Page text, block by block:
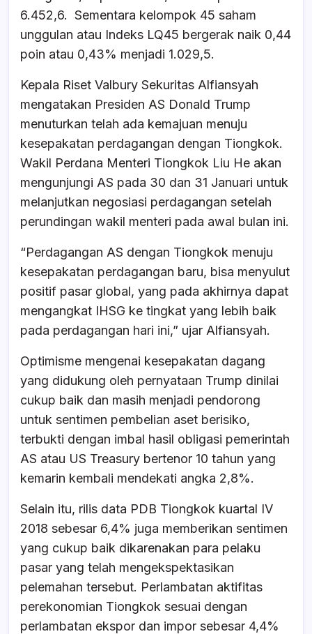
6.452,6. Sementara kelompok 45 saham
unggulan atau Indeks LQ45 bergerak naik 0,44
poin atau 0,43% menjadi 1.029,5.
Kepala Riset Valbury Sekuritas Alfiansyah
mengatakan Presiden AS Donald Trump
menuturkan telah ada kemajuan menuju
kesepakatan perdagangan dengan Tiongkok.
Wakil Perdana Menteri Tiongkok Liu He akan
mengunjungi AS pada 30 dan 31 Januari untuk
melanjutkan negosiasi perdagangan setelah
perundingan wakil menteri pada awal bulan ini.
“Perdagangan AS dengan Tiongkok menuju
kesepakatan perdagangan baru, bisa menyulut
positif pasar global, yang pada akhirnya dapat
mengangkat IHSG ke tingkat yang lebih baik
pada perdagangan hari ini,” ujar Alfiansyah.
Optimisme mengenai kesepakatan dagang
yang didukung oleh pernyataan Trump dinilai
cukup baik dan masih menjadi pendorong
untuk sentimen pembelian aset berisiko,
terbukti dengan imbal hasil obligasi pemerintah
AS atau US Treasury bertenor 10 tahun yang
kemarin kembali mendekati angka 2,8%.
Selain itu, rilis data PDB Tiongkok kuartal IV
2018 sebesar 6,4% juga memberikan sentimen
yang cukup baik dikarenakan para pelaku
pasar yang telah mengekspektasikan
pelemahan tersebut. Perlambatan aktifitas
perekonomian Tiongkok sesuai dengan
perlambatan ekspor dan impor sebesar 4,4%